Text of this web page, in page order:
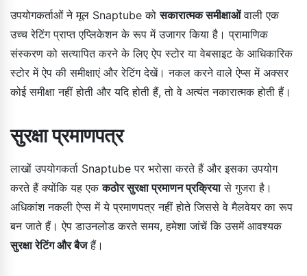
उपयोगकर्ताओं ने मूल Snaptube कोसकारात्मक समीक्षाओंवाली एक
उच्च रेटिंग प्राप्त एप्लिकेशन के रूप में उजागर किया है। प्रामाणिक
संस्करण को सत्यापित करने के लिए ऐप स्टोर या वेबसाइट के आधिकारिक
स्टोर में ऐप की समीक्षाएं और रेटिंग देखें। नकल करने वाले ऐप्स में अक्सर
कोई समीक्षा नहीं होती और यदि होती हैं, तो वे अत्यंत नकारात्मक होती हैं।
सुरक्षा प्रमाणपत्र
लाखों उपयोगकर्ता Snaptube पर भरोसा करते हैं और इसका उपयोग
करते हैं क्योंकि यह एककठोर सुरक्षा प्रमाणन प्रक्रियासे गुजरा है।
अधिकांश नकली ऐप्स में ये प्रमाणपत्र नहीं होते जिससे वे मैलवेयर का रूप
बन जाते हैं। ऐप डाउनलोड करते समय, हमेशा जांचें कि उसमें आवश्यक
सुरक्षा रेटिंग और बैजहैं।